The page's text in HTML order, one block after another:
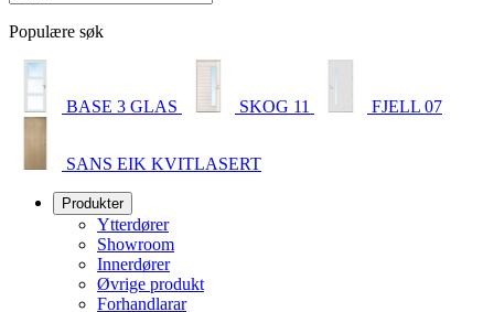
Populære søk
BASE 3 GLAS SKOG 11 FJELL 07
SANS EIK KVITLASERT
Produkter
Ytterdører
Showroom
Innerdører
Øvrige produkt
Forhandlarar